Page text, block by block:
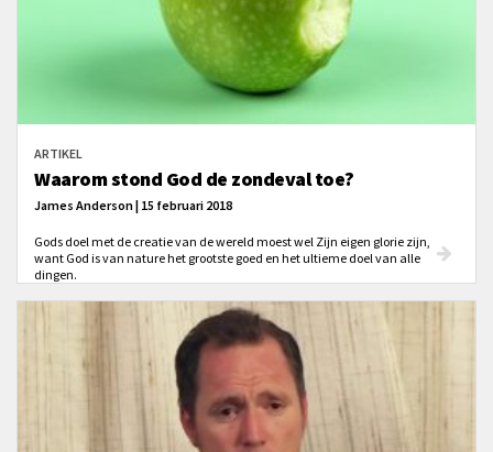
ARTIKEL
Waarom stond God de zondeval toe?
James Anderson | 15 februari 2018
Gods doel met de creatie van de wereld moest wel Zijn eigen glorie zijn,
want God is van nature het grootste goed en het ultieme doel van alle
dingen.